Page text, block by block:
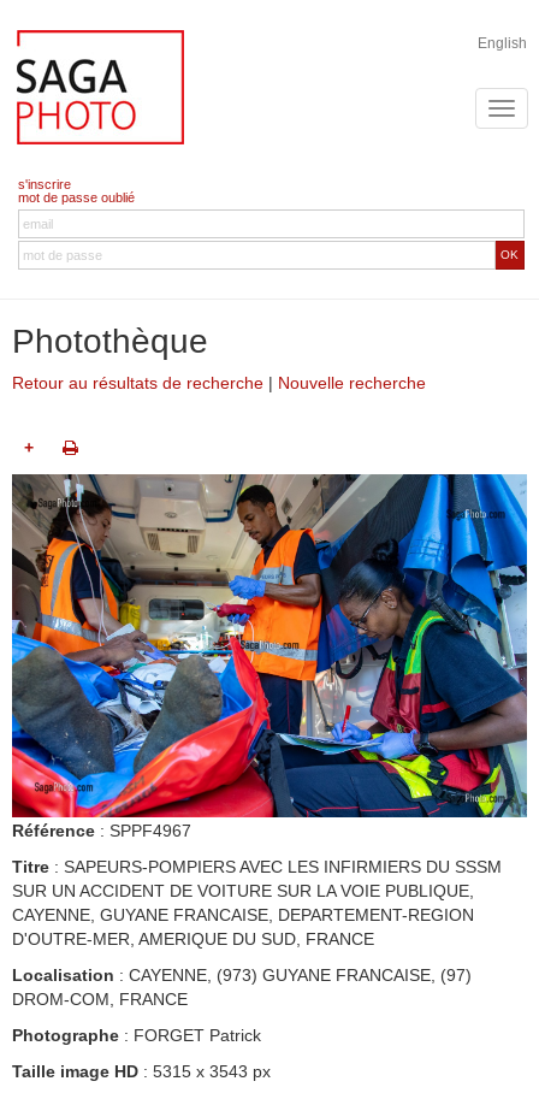
English
s'inscrire
mot de passe oublié
OK
Photothèque
Retour au résultats de recherche | Nouvelle recherche
+
Référence : SPPF4967
Titre : SAPEURS-POMPIERS AVEC LES INFIRMIERS DU SSSM
SUR UN ACCIDENT DE VOITURE SUR LA VOIE PUBLIQUE,
CAYENNE, GUYANE FRANCAISE, DEPARTEMENT-REGION
D'OUTRE-MER, AMERIQUE DU SUD, FRANCE
Localisation : CAYENNE, (973) GUYANE FRANCAISE, (97)
DROM-COM, FRANCE
Photographe : FORGET Patrick
Taille image HD : 5315 x 3543 px